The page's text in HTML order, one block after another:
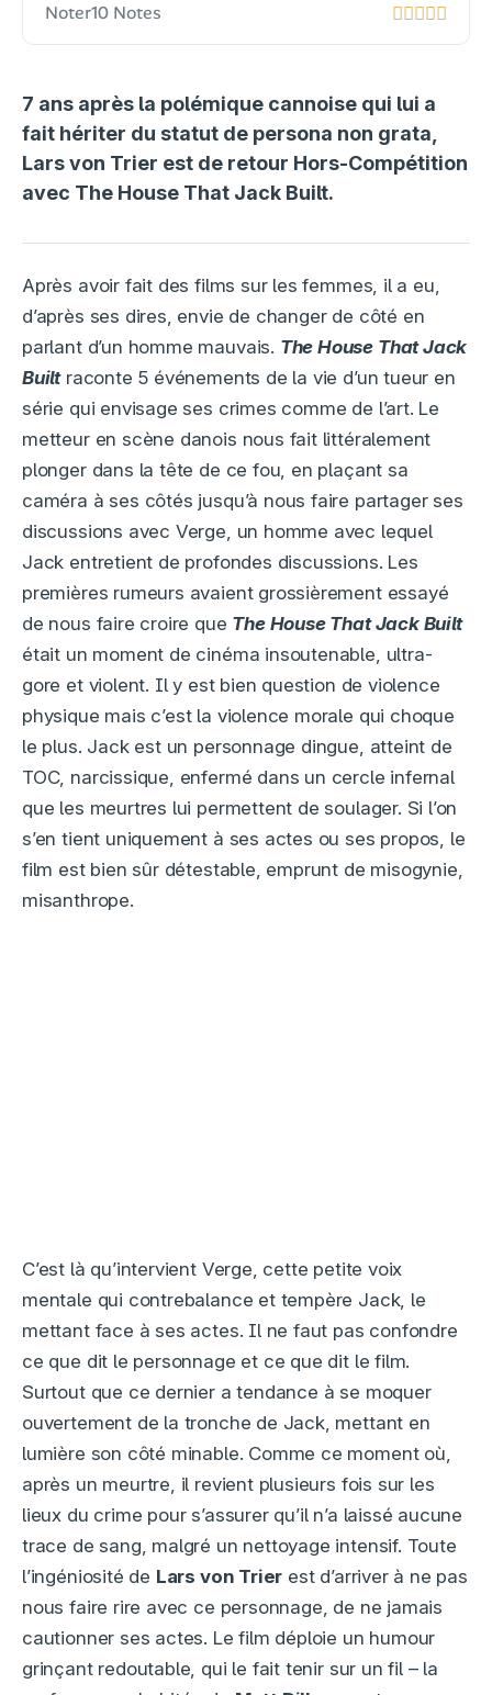
7 ans après la polémique cannoise qui lui a
fait hériter du statut de persona non grata,
Lars von Trier est de retour Hors-Compétition
avec The House That Jack Built.
Après avoir fait des films sur les femmes, il a eu,
d’après ses dires, envie de changer de côté en
parlant d’un homme mauvais. The House That Jack
Builtraconte 5 événements de la vie d’un tueur en
série qui envisage ses crimes comme de l’art. Le
metteur en scène danois nous fait littéralement
plonger dans la tête de ce fou, en plaçant sa
caméra à ses côtés jusqu’à nous faire partager ses
discussions avec Verge, un homme avec lequel
Jack entretient de profondes discussions. Les
premières rumeurs avaient grossièrement essayé
de nous faire croire que The House That Jack Built
était un moment de cinéma insoutenable, ultra-
gore et violent. Il y est bien question de violence
physique mais c’est la violence morale qui choque
le plus. Jack est un personnage dingue, atteint de
TOC, narcissique, enfermé dans un cercle infernal
que les meurtres lui permettent de soulager. Si l’on
s’en tient uniquement à ses actes ou ses propos, le
film est bien sûr détestable, emprunt de misogynie,
misanthrope.
C’est là qu’intervient Verge, cette petite voix
mentale qui contrebalance et tempère Jack, le
mettant face à ses actes. Il ne faut pas confondre
ce que dit le personnage et ce que dit le film.
Surtout que ce dernier a tendance à se moquer
ouvertement de la tronche de Jack, mettant en
lumière son côté minable. Comme ce moment où,
après un meurtre, il revient plusieurs fois sur les
lieux du crime pour s’assurer qu’il n’a laissé aucune
trace de sang, malgré un nettoyage intensif. Toute
l’ingéniosité de Lars von Trier est d’arriver à ne pas
nous faire rire avec ce personnage, de ne jamais
cautionner ses actes. Le film déploie un humour
grinçant redoutable, qui le fait tenir sur un fil – la
Noter10 Notes